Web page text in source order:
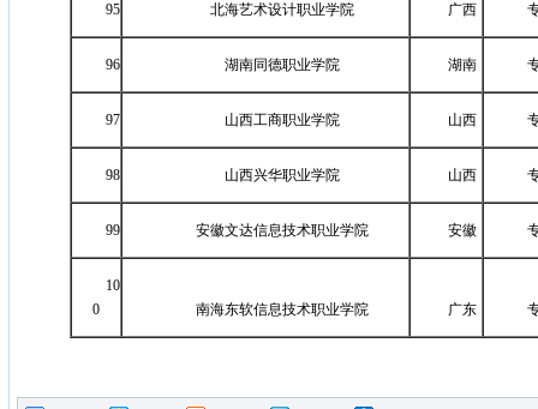
95 北海艺术设计职业学院 广西
96 湖南同德职业学院 湖南
97 山西工商职业学院 山西
98 山西兴华职业学院 山西
99 安徽文达信息技术职业学院 安徽
10
0
南海东软信息技术职业学院 广东